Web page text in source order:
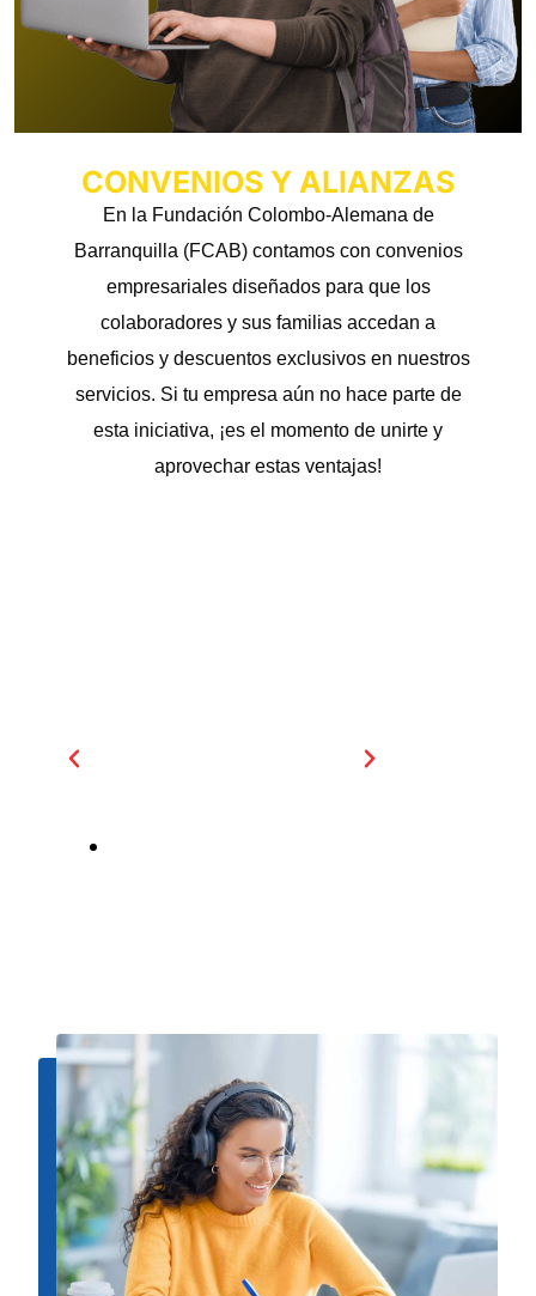
CONVENIOS Y ALIANZAS
En la Fundación Colombo-Alemana de
Barranquilla (FCAB) contamos con convenios
empresariales diseñados para que los
colaboradores y sus familias accedan a
beneficios y descuentos exclusivos en nuestros
servicios. Si tu empresa aún no hace parte de
esta iniciativa, ¡es el momento de unirte y
aprovechar estas ventajas!